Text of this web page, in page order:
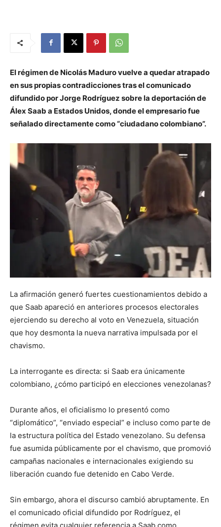
El régimen de Nicolás Maduro vuelve a quedar atrapado
en sus propias contradicciones tras el comunicado
difundido por Jorge Rodríguez sobre la deportación de
Álex Saab a Estados Unidos, donde el empresario fue
señalado directamente como “ciudadano colombiano”.
La afirmación generó fuertes cuestionamientos debido a
que Saab apareció en anteriores procesos electorales
ejerciendo su derecho al voto en Venezuela, situación
que hoy desmonta la nueva narrativa impulsada por el
chavismo.
La interrogante es directa: si Saab era únicamente
colombiano, ¿cómo participó en elecciones venezolanas?
Durante años, el oficialismo lo presentó como
“diplomático”, “enviado especial” e incluso como parte de
la estructura política del Estado venezolano. Su defensa
fue asumida públicamente por el chavismo, que promovió
campañas nacionales e internacionales exigiendo su
liberación cuando fue detenido en Cabo Verde.
Sin embargo, ahora el discurso cambió abruptamente. En
el comunicado oficial difundido por Rodríguez, el
régimen evita cualquier referencia a Saab como